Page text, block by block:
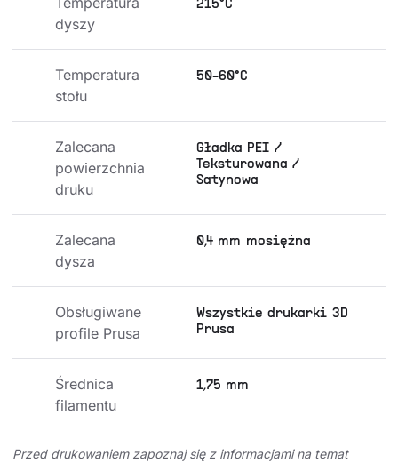
dyszy
215°C
Temperatura
stołu
50-60°C
Zalecana
powierzchnia
druku
Gładka PEI /
Teksturowana /
Satynowa
Zalecana
dysza
0,4 mm mosiężna
Obsługiwane
profile Prusa
Wszystkie drukarki 3D
Prusa
Średnica
filamentu
1,75 mm
Przed drukowaniem zapoznaj się z informacjami na temat